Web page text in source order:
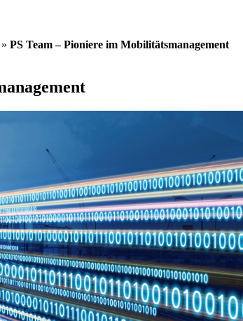
» PS Team – Pioniere im Mobilitätsmanagement